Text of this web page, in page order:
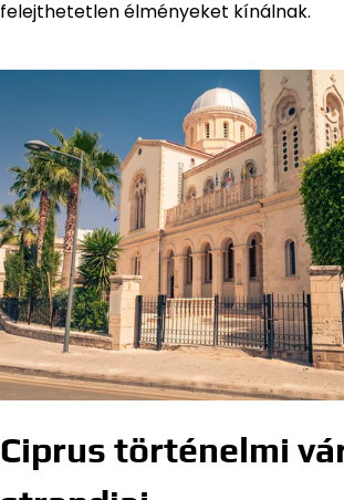
felejthetetlen élményeket kínálnak.
Ciprus történelmi